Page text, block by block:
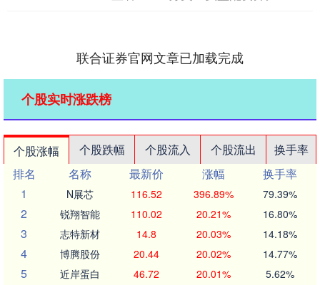
联合证券官网文章已加载完成
个股实时涨跌榜
个股涨幅 个股跌幅 个股流入 个股流出
换手率
排名
名称 最新价 涨幅
换手率
1
N展芯 116.52 396.89% 79.39%
2 锐翔智能 110.02 20.21% 16.80%
3 志特新材 14.8 20.03% 14.18%
4 博腾股份 20.44 20.02% 14.77%
5 近岸蛋白 46.72 20.01% 5.62%